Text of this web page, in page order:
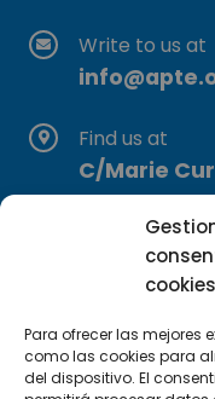
cookies
Para ofrecer las mejores
como las cookies para
del dispositivo. El
Write to us at
Find us at
C/Marie
29590